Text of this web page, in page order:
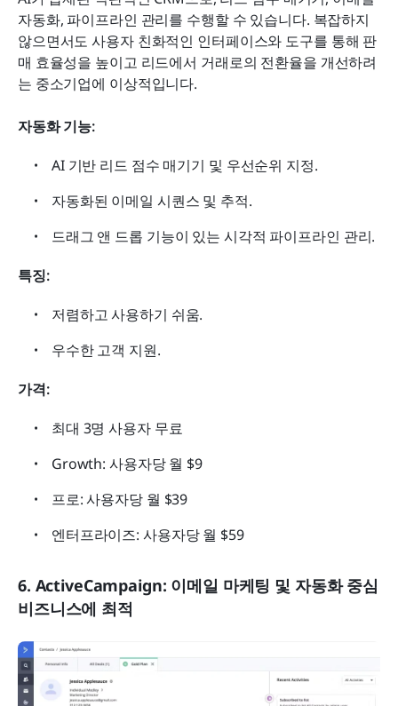
자동화, 파이프라인 관리를 수행할 수 있습니다. 복잡하지
않으면서도 사용자 친화적인 인터페이스와 도구를 통해 판
매 효율성을 높이고 리드에서 거래로의 전환율을 개선하려
는 중소기업에 이상적입니다.
자동화 기능:
AI 기반 리드 점수 매기기 및 우선순위 지정.
자동화된 이메일 시퀀스 및 추적.
드래그 앤 드롭 기능이 있는 시각적 파이프라인 관리.
특징:
저렴하고 사용하기 쉬움.
우수한 고객 지원.
가격:
최대 3명 사용자 무료
Growth: 사용자당 월 $9
프로: 사용자당 월 $39
엔터프라이즈: 사용자당 월 $59
6. ActiveCampaign: 이메일 마케팅 및 자동화 중심
비즈니스에 최적